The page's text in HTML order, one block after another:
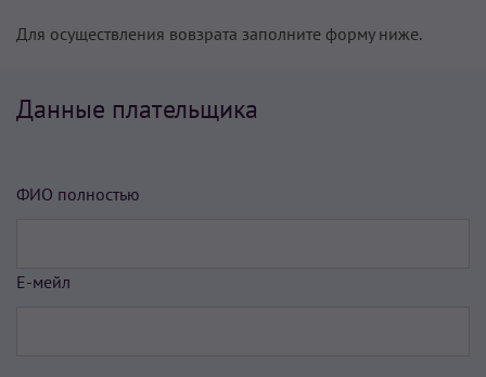
Для осуществления вовзрата заполните форму ниже.
Данные плательщика
ФИО полностью
Е-мейл